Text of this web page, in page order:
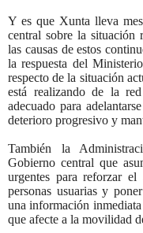
Y es que Xunta lleva
central sobre la situación
las causas de estos
la respuesta del
respecto de la situación
está realizando de la
adecuado para
deterioro progresivo y
También la
Gobierno central que
urgentes para reforzar
personas usuarias y
una información
que afecte a la movilidad